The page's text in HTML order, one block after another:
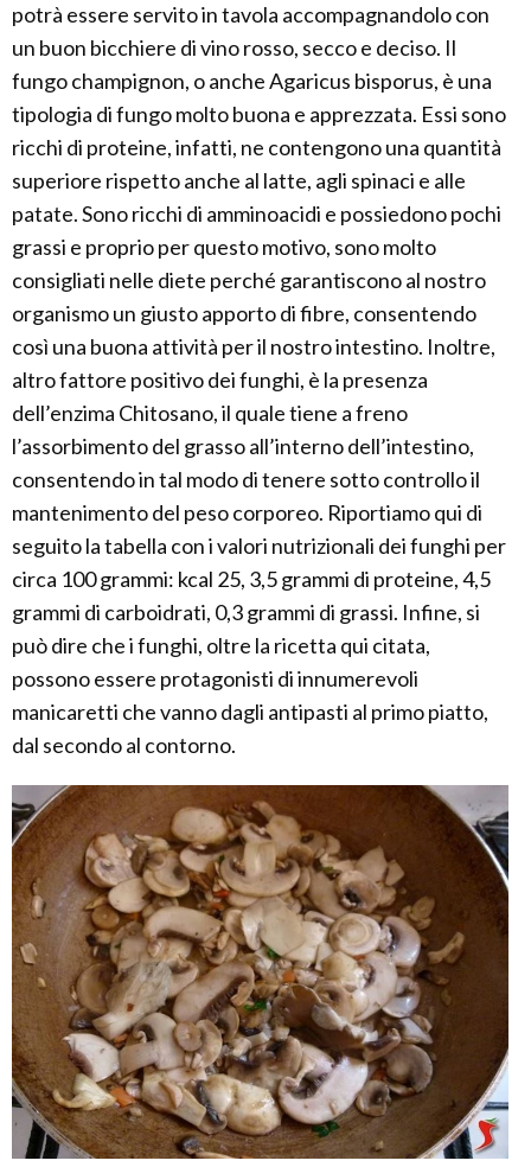
potrà essere servito in tavola accompagnandolo con
un buon bicchiere di vino rosso, secco e deciso. Il
fungo champignon, o anche Agaricus bisporus, è una
tipologia di fungo molto buona e apprezzata. Essi sono
ricchi di proteine, infatti, ne contengono una quantità
superiore rispetto anche al latte, agli spinaci e alle
patate. Sono ricchi di amminoacidi e possiedono pochi
grassi e proprio per questo motivo, sono molto
consigliati nelle diete perché garantiscono al nostro
organismo un giusto apporto di fibre, consentendo
così una buona attività per il nostro intestino. Inoltre,
altro fattore positivo dei funghi, è la presenza
dell’enzima Chitosano, il quale tiene a freno
l’assorbimento del grasso all’interno dell’intestino,
consentendo in tal modo di tenere sotto controllo il
mantenimento del peso corporeo. Riportiamo qui di
seguito la tabella con i valori nutrizionali dei funghi per
circa 100 grammi: kcal 25, 3,5 grammi di proteine, 4,5
grammi di carboidrati, 0,3 grammi di grassi. Infine, si
può dire che i funghi, oltre la ricetta qui citata,
possono essere protagonisti di innumerevoli
manicaretti che vanno dagli antipasti al primo piatto,
dal secondo al contorno.